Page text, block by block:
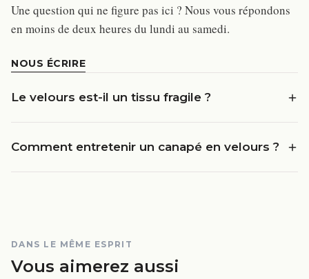
Une question qui ne figure pas ici ? Nous vous répondons
en moins de deux heures du lundi au samedi.
NOUS ÉCRIRE
Le velours est-il un tissu fragile ?
Comment entretenir un canapé en velours ?
DANS LE MÊME ESPRIT
Vous aimerez aussi